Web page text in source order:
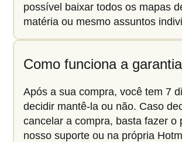
possível baixar todos os mapas
matéria ou mesmo assuntos
Como funciona a
Após a sua compra, você tem 7
decidir mantê-la ou não. Caso
cancelar a compra, basta fazer o
nosso suporte ou na própria